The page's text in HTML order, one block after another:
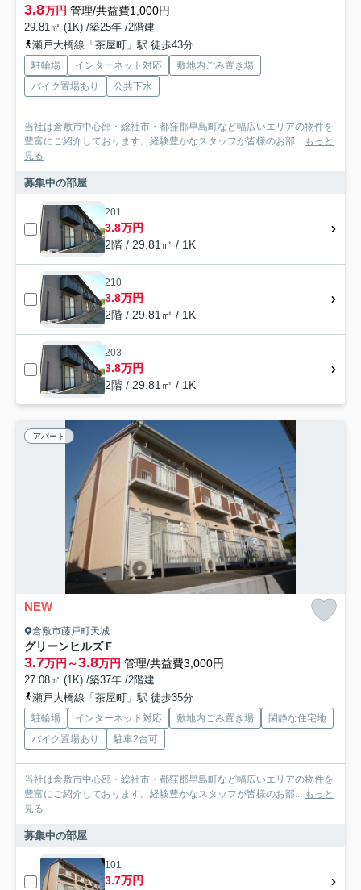
3.8万円 管理/共益費1,000円
29.81㎡ (1K) /築25年 /2階建
瀬戸大橋線「茶屋町」駅 徒歩43分
駐輪場 インターネット対応
敷地内ごみ置き場
バイク置場あり
公共下水
当社は倉敷市中心部・総社市・都窪郡早島町など幅広いエリアの物件を
豊富にご紹介しております。経験豊かなスタッフが皆様のお部... もっと
見る
募集中の部屋
201
3.8万円
2階 / 29.81㎡ / 1K
210
3.8万円
2階 / 29.81㎡ / 1K
203
3.8万円
2階 / 29.81㎡ / 1K
アパート
NEW
倉敷市藤戸町天城
グリーンヒルズＦ
3.7万円～3.8万円 管理/共益費3,000円
27.08㎡ (1K) /築37年 /2階建
瀬戸大橋線「茶屋町」駅 徒歩35分
駐輪場 インターネット対応 敷地内ごみ置き場
閑静な住宅地
バイク置場あり
駐車2台可
当社は倉敷市中心部・総社市・都窪郡早島町など幅広いエリアの物件を
豊富にご紹介しております。経験豊かなスタッフが皆様のお部... もっと
見る
募集中の部屋
101
3.7万円